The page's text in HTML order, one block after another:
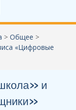
> Общее >
«Цифровые
и